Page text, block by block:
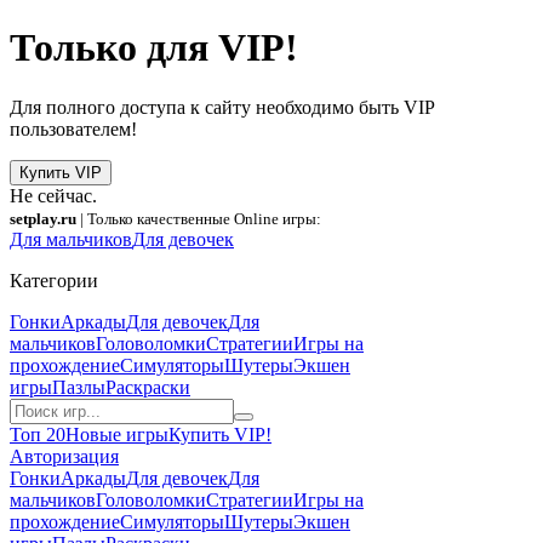
Только для VIP!
Для полного доступа к сайту необходимо быть VIP
пользователем!
Купить VIP
Не сейчас.
setplay.ru | Только качественные Online игры:
Для мальчиковДля девочек
Категории
ГонкиАркадыДля девочекДля
мальчиковГоловоломкиСтратегииИгры на
прохождениеСимуляторыШутерыЭкшен
игрыПазлыРаскраски
Топ 20Новые игрыКупить VIP!
Авторизация
ГонкиАркадыДля девочекДля
мальчиковГоловоломкиСтратегииИгры на
прохождениеСимуляторыШутерыЭкшен